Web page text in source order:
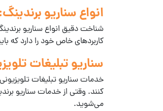
انواع سناریو
شناخت دقیق انواع سناریو
کاربردهای خاص خود را دارد که
سناریو تبلیغات
خدمات سناریو تبلیغات تلویزیونی
کنند. وقتی ازخدمات سناریو
می‌شوید.